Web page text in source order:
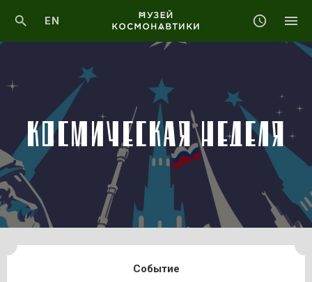
EN
КОСМИЧЕСКАЯ НЕДЕЛЯ
Событие